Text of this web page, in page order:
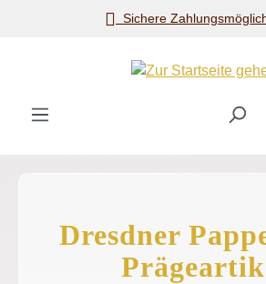
Zum Hauptinhalt springen
Dresdner